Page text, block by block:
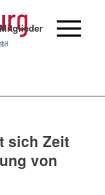
sich Zeit
von